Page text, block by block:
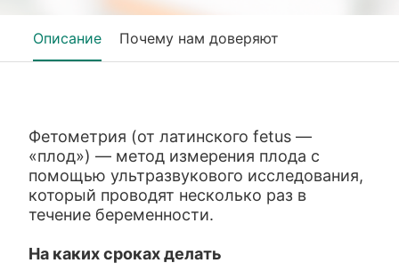
Описание Почему нам доверяют
Фетометрия (от латинского fetus —
«плод») — метод измерения плода с
помощью ультразвукового исследования,
который проводят несколько раз в
течение беременности.
На каких сроках делать